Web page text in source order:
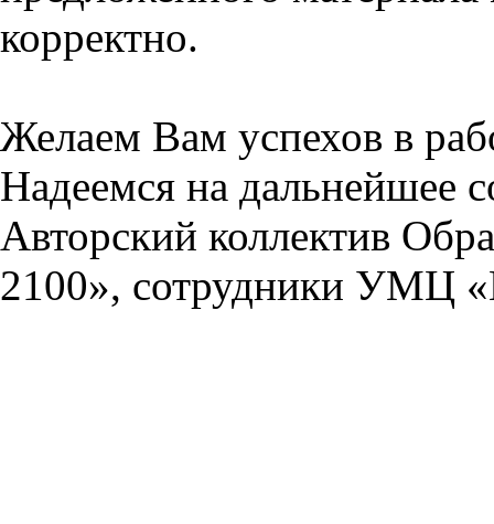
корректно.
Желаем Вам успехов в
Надеемся на дальнейшее
Авторский коллектив
2100», сотрудники УМЦ